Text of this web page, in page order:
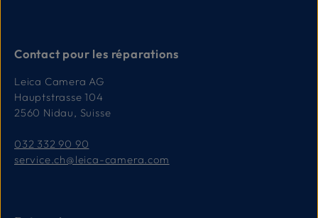
Contact pour les réparations
Leica Camera AG
Hauptstrasse 104
2560 Nidau, Suisse
032 332 90 90
service.ch@leica-camera.com